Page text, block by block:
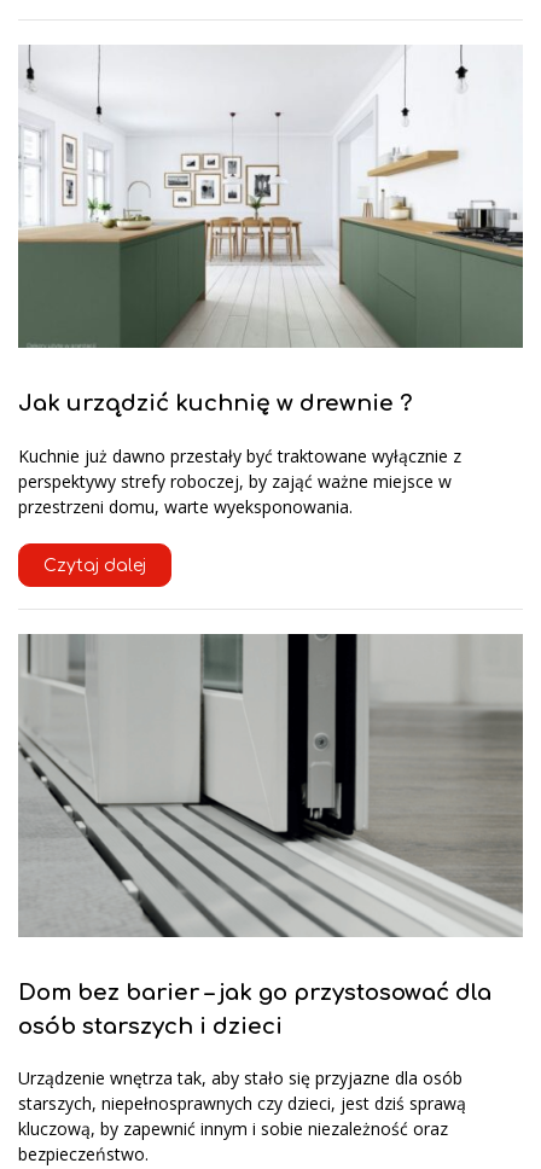
Jak urządzić kuchnię w drewnie ?
Kuchnie już dawno przestały być traktowane wyłącznie z
perspektywy strefy roboczej, by zająć ważne miejsce w
przestrzeni domu, warte wyeksponowania.
Czytaj dalej
Dom bez barier – jak go przystosować dla
osób starszych i dzieci
Urządzenie wnętrza tak, aby stało się przyjazne dla osób
starszych, niepełnosprawnych czy dzieci, jest dziś sprawą
kluczową, by zapewnić innym i sobie niezależność oraz
bezpieczeństwo.